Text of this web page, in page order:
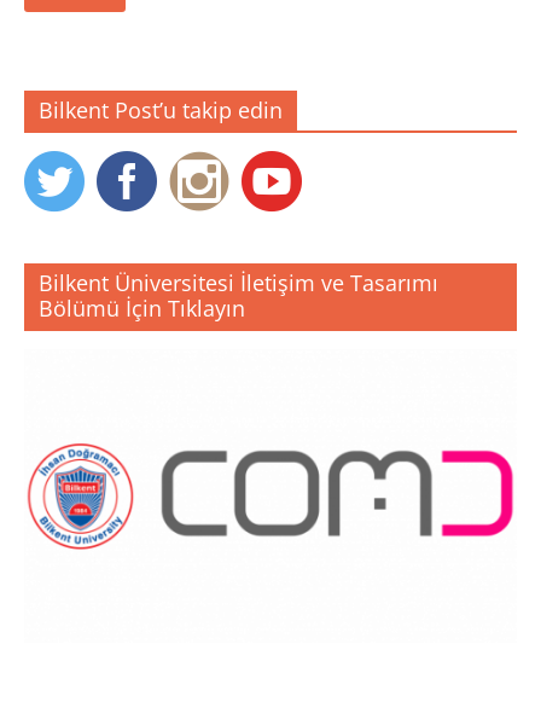
Bilkent Post’u takip edin
Bilkent Üniversitesi İletişim ve Tasarımı
Bölümü İçin Tıklayın